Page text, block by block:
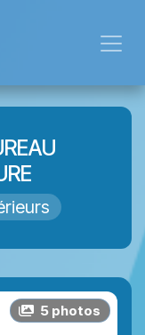
5 photos